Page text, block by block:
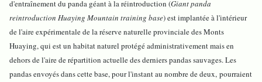
d'entraînement du panda géant à la réintroduction (Giant panda
reintroduction Huaying Mountain training base) est implantée à l'intérieur
de l'aire expérimentale de la réserve naturelle provinciale des Monts
Huaying, qui est un habitat naturel protégé administrativement mais en
dehors de l'aire de répartition actuelle des derniers pandas sauvages. Les
pandas envoyés dans cette base, pour l'instant au nombre de deux, pourraient